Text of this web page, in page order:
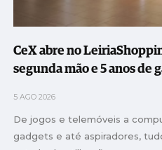
CeX abre no
segunda mão e 5 anos de
5 AGO 2026
De jogos e telemóveis a
gadgets e até aspiradores,